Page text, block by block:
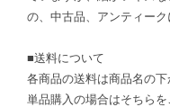
の、中古品、アンティーク
■送料について
各商品の送料は商品名の下
単品購入の場合はそちらを